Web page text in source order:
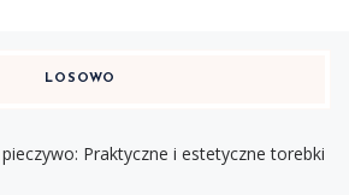
LOSOWO
Praktyczne i estetyczne torebki